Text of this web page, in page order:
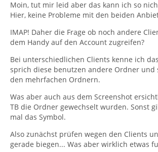
Moin, tut mir leid aber das kann ich so
Hier, keine Probleme mit den beiden
IMAP! Daher die Frage ob noch andere
dem Handy auf den Account zugreifen?
Bei unterschiedlichen Clients kenne ich
sprich diese benutzen andere Ordner und
den mehrfachen Ordnern.
Was aber auch aus dem Screenshot
TB die Ordner gewechselt wurden. Sonst
mal das Symbol.
Also zunächst prüfen wegen den Clients
gerade biegen... Was aber wirklich etwas